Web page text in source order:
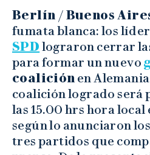
Berlín / Buenos
fumata blanca: los
SPD lograron cerrar
para formar un nuevo
coalición en
coalición logrado será
las 15.00 hrs hora local
según lo anunciaron
tres partidos que